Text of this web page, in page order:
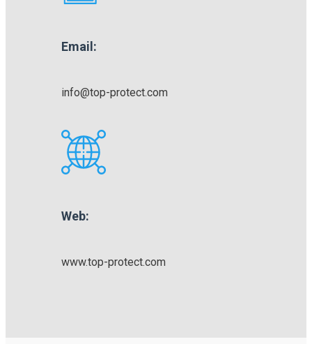
Email:
info@top-protect.com
Web:
www.top-protect.com